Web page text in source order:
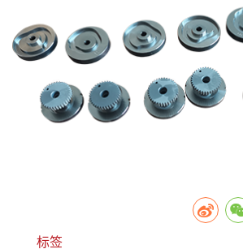
标签